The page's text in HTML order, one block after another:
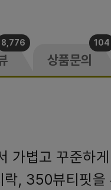
8,776
상품문의
104
가볍고 꾸준하
락, 350뷰티핏을